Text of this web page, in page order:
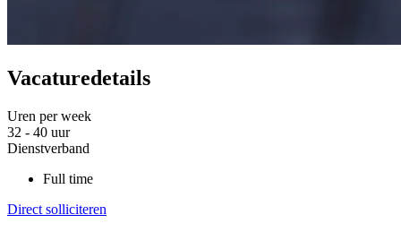
Vacaturedetails
Uren per week
32 - 40 uur
Dienstverband
Full time
Direct solliciteren